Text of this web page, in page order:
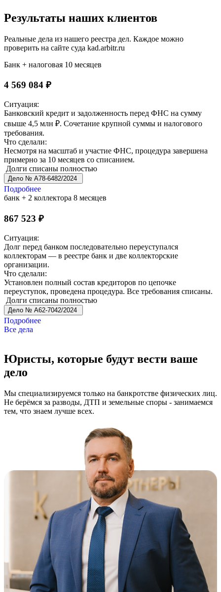
Результаты наших клиентов
Реальные дела из нашего реестра дел. Каждое можно
проверить на сайте суда kad.arbitr.ru
Банк + налоговая 10 месяцев
4 569 084 ₽
Ситуация:
Банковский кредит и задолженность перед ФНС на сумму
свыше 4,5 млн ₽. Сочетание крупной суммы и налогового
требования.
Что сделали:
Несмотря на масштаб и участие ФНС, процедура завершена
примерно за 10 месяцев со списанием.
Долги списаны полностью
Дело № А78-6482/2024
Подробнее
банк + 2 коллектора 8 месяцев
867 523 ₽
Ситуация:
Долг перед банком последовательно переуступался
коллекторам — в реестре банк и две коллекторские
организации.
Что сделали:
Установлен полный состав кредиторов по цепочке
переуступок, проведена процедура. Все требования списаны.
Долги списаны полностью
Дело № А62-7042/2024
Подробнее
Все дела
Юристы, которые будут вести ваше
дело
Мы специализируемся только на банкротстве физических лиц.
Не берёмся за разводы, ДТП и земельные споры - занимаемся
тем, что знаем лучше всех.